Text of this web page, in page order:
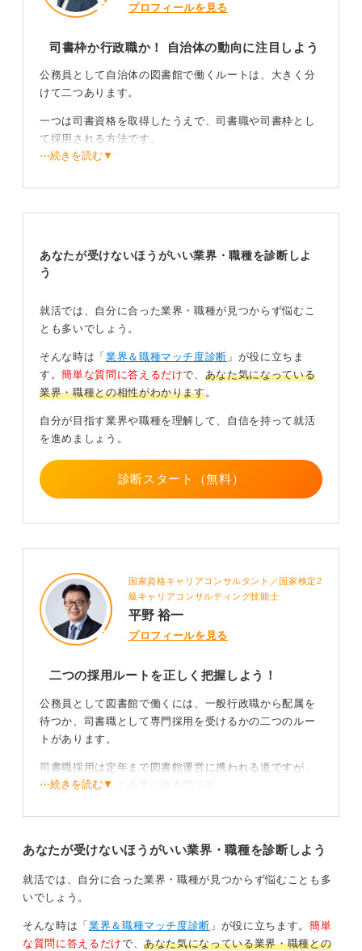
プロフィールを見る
司書枠か行政職か！ 自治体の動向に注目しよう
公務員として自治体の図書館で働くルートは、大きく分
けて二つあります。
一つは司書資格を取得したうえで、司書職や司書枠とし
て採用される方法です。
司書資格を持っていても必ず図書館に配属されるわけで
ます。
近年は図書館運営を民間企業に委託する自治体も増えて
うかは、自治体選びが重要になります。
専門職として司書を募集する自治体では、比較的長く図
倍率は高めです。
く、図書館専業を希望する人にはミスマッチが生じるこ
ともあります。
て説明できるように準備しましょう。
0
⋯続きを読む▼
あなたが受けないほうがいい業界・職種を診断しよ
う
就活では、自分に合った業界・職種が見つからず悩むこ
とも多いでしょう。
そんな時は「 業界＆職種マッチ度診断 」が役に立ちま
す。簡単な質問に答えるだけで、 あなた気になっている
業界・職種との相性がわかります。
自分が目指す業界や職種を理解して、自信を持って就活
を進めましょう。
診断スタート（無料）
国家資格キャリアコンサルタント／国家検定2
級キャリアコンサルティング技能士
平野 裕一
プロフィールを見る
二つの採用ルートを正しく把握しよう！
公務員として図書館で働くには、一般行政職から配属を
待つか、司書職として専門採用を受けるかの二つのルー
トがあります。
司書職採用は定年まで図書館運営に携われる道ですが、
募集人数が少なく非常に狭き門です。
要があります。
公共の使命を軸に熱意を伝えていこう！
面接では、地域資料の長期的保存や情報アクセスの保障
といった、公務員ならではの公共の使命を軸に答えるの
⋯続きを読む▼
あなたが受けないほうがいい業界・職種を診断しよう
就活では、自分に合った業界・職種が見つからず悩むことも多
いでしょう。
そんな時は「 業界＆職種マッチ度診断 」が役に立ちます。 簡単
な質問に答えるだけで、あなた気になっている業界・職種との